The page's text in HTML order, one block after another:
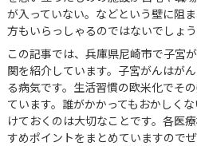
が入っていない。などという壁に阻
方もいらっしゃるのではないでしょう
この記事では、兵庫県尼崎市で子宮
関を紹介しています。子宮がんはが
る病気です。生活習慣の欧米化でそ
ています。誰がかかってもおかしく
けておくのは大切なことです。各医
すめポイントをまとめていますので